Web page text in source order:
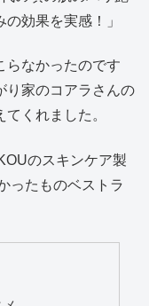
効果を実感！」
らなかったのです
り家のコアラさんの
くれました。
のスキンケア製
ったものベストラ